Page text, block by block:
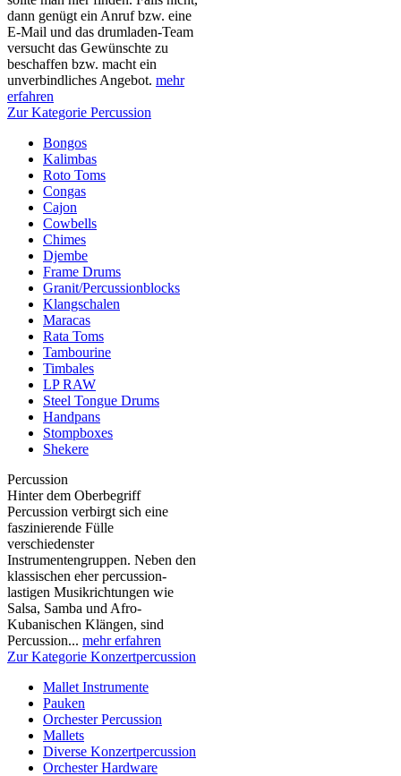
dann genügt ein Anruf bzw. eine
E-Mail und das drumladen-Team
versucht das Gewünschte zu
beschaffen bzw. macht ein
unverbindliches Angebot. mehr
erfahren
Zur Kategorie Percussion
Bongos
Kalimbas
Roto Toms
Congas
Cajon
Cowbells
Chimes
Djembe
Frame Drums
Granit/Percussionblocks
Klangschalen
Maracas
Rata Toms
Tambourine
Timbales
LP RAW
Steel Tongue Drums
Handpans
Stompboxes
Shekere
Percussion
Hinter dem Oberbegriff
Percussion verbirgt sich eine
faszinierende Fülle
verschiedenster
Instrumentengruppen. Neben den
klassischen eher percussion-
lastigen Musikrichtungen wie
Salsa, Samba und Afro-
Kubanischen Klängen, sind
Percussion... mehr erfahren
Zur Kategorie Konzertpercussion
Mallet Instrumente
Pauken
Orchester Percussion
Mallets
Diverse Konzertpercussion
Orchester Hardware